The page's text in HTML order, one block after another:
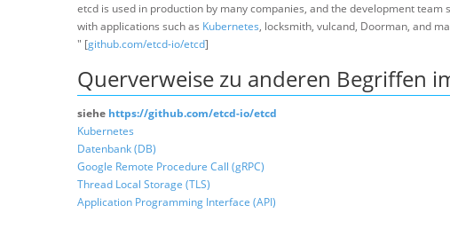
etcd is used in production by many companies, and the development
with applications such as Kubernetes, locksmith, vulcand, Doorman, and
" [github.com/etcd-io/etcd]
Querverweise zu anderen Begriffen
siehe https://github.com/etcd-io/etcd
Kubernetes
Datenbank (DB)
Google Remote Procedure Call (gRPC)
Thread Local Storage (TLS)
Application Programming Interface (API)